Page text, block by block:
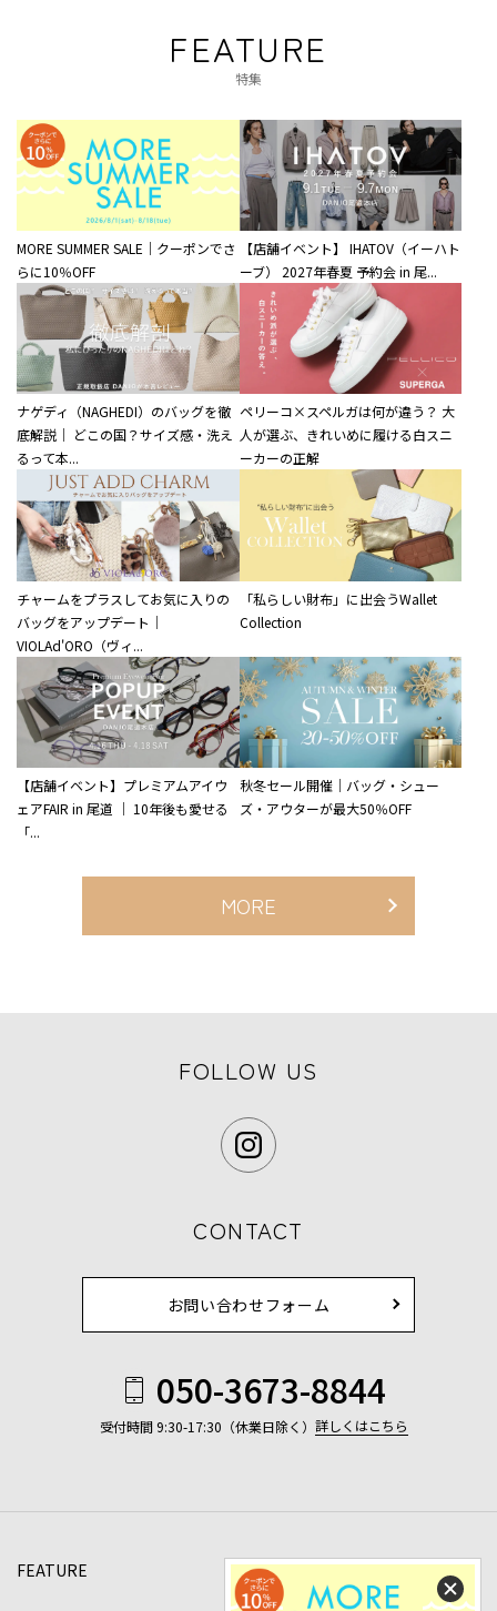
FEATURE
特集
MORE SUMMER SALE｜クーポンでさ
らに10％OFF
【店舗イベント】 IHATOV（イーハト
ーブ） 2027年春夏 予約会 in 尾...
ナゲディ（NAGHEDI）のバッグを徹
底解説｜ どこの国？サイズ感・洗え
るって本...
ペリーコ×スペルガは何が違う？ 大
人が選ぶ、きれいめに履ける白スニ
ーカーの正解
チャームをプラスしてお気に入りの
バッグをアップデート｜
VIOLAd'ORO（ヴィ...
「私らしい財布」に出会うWallet
Collection
【店舗イベント】プレミアムアイウ
ェアFAIR in 尾道 ｜ 10年後も愛せる
「...
秋冬セール開催｜バッグ・シュー
ズ・アウターが最大50％OFF
MORE
FOLLOW US
CONTACT
お問い合わせフォーム
050-3673-8844
受付時間 9:30-17:30（休業日除く） 詳しくはこちら
FEATURE